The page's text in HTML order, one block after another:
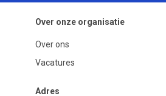
Over onze organisatie
Over ons
Vacatures
Adres